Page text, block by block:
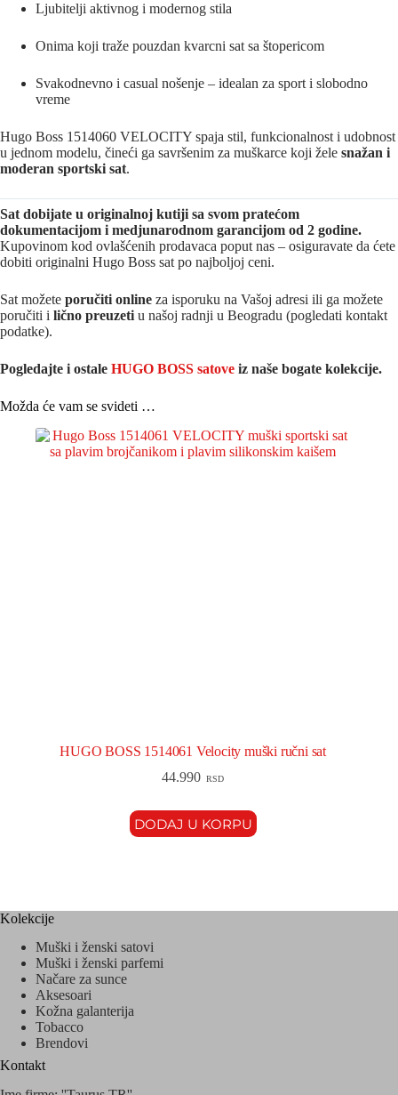
Ljubitelji aktivnog i modernog stila
Onima koji traže pouzdan kvarcni sat sa štopericom
Svakodnevno i casual nošenje – idealan za sport i slobodno
vreme
Hugo Boss 1514060 VELOCITY spaja stil, funkcionalnost i udobnost
u jednom modelu, čineći ga savršenim za muškarce koji žele snažan i
moderan sportski sat.
Sat dobijate u originalnoj kutiji sa svom pratećom
dokumentacijom i medjunarodnom garancijom od 2 godine.
Kupovinom kod ovlašćenih prodavaca poput nas – osiguravate da ćete
dobiti originalni Hugo Boss sat po najboljoj ceni.
Sat možete poručiti online za isporuku na Vašoj adresi ili ga možete
poručiti i lično preuzetiu našoj radnji u Beogradu (pogledati kontakt
podatke).
Pogledajte i ostale HUGO BOSS satove iz naše bogate kolekcije.
Možda će vam se svideti …
HUGO BOSS 1514061 Velocity muški ručni sat
44.990 RSD
DODAJ U KORPU
Kolekcije
Muški i ženski satovi
Muški i ženski parfemi
Načare za sunce
Aksesoari
Kožna galanterija
Tobacco
Brendovi
Kontakt